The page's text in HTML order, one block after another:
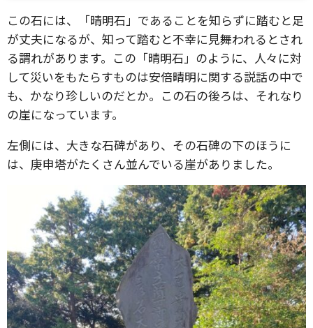
この石には、「晴明石」であることを知らずに踏むと足
が丈夫になるが、知って踏むと不幸に見舞われるとされ
る謂れがあります。この「晴明石」のように、人々に対
して災いをもたらすものは安倍晴明に関する説話の中で
も、かなり珍しいのだとか。この石の後ろは、それなり
の崖になっています。
左側には、大きな石碑があり、その石碑の下のほうに
は、庚申塔がたくさん並んでいる崖がありました。